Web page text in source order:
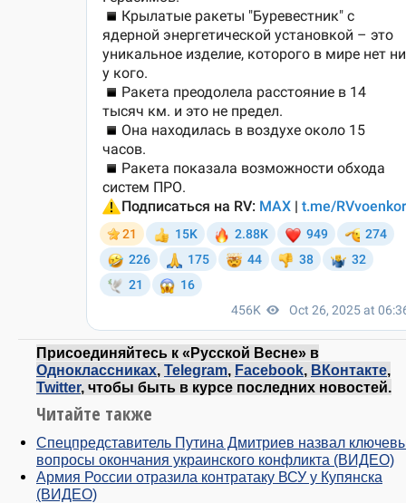
Присоединяйтесь к «Русской Весне» в
Одноклассниках, Telegram, Facebook, ВКонтакте,
Twitter, чтобы быть в курсе последних новостей.
Читайте также
Спецпредставитель Путина Дмитриев назвал
вопросы окончания украинского конфликта (ВИДЕО)
Армия России отразила контратаку ВСУ у Купянска
(ВИДЕО)